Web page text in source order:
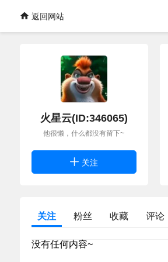
返回网站
火星云(ID:346065)
他很懒，什么都没有留下~
关注
关注 粉丝 收藏 评论
没有任何内容~